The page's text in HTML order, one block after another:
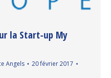
la Start-up My
Angels
20 février 2017